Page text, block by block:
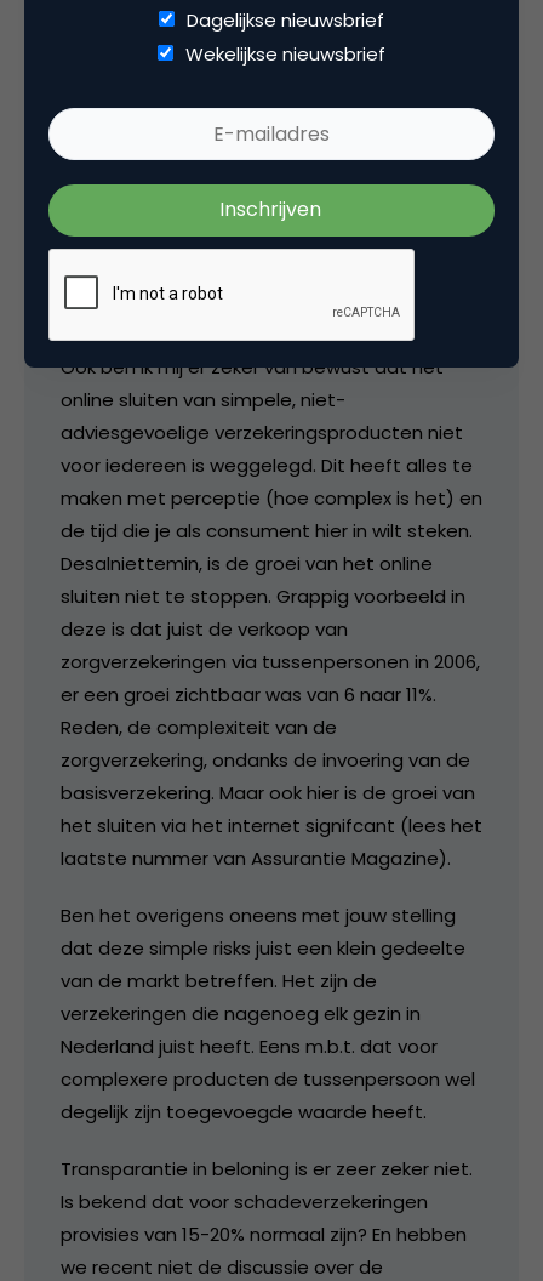
Eduys
Dank voor jouw invalshoek en je pleidooi voor
de adviseur. Hoewel ik zeer zeker niet zeg dat
de tussenpersoon verleden tijd is, dient mijns
inziens de tussenpersoon zijn toegevoegde
waarde en zijn beloning te herzien in het kader
van de ontwikkelingen op internet.
Ook ben ik mij er zeker van bewust dat het
online sluiten van simpele, niet-
adviesgevoelige verzekeringsproducten niet
voor iedereen is weggelegd. Dit heeft alles te
maken met perceptie (hoe complex is het) en
de tijd die je als consument hier in wilt steken.
Desalniettemin, is de groei van het online
sluiten niet te stoppen. Grappig voorbeeld in
deze is dat juist de verkoop van
zorgverzekeringen via tussenpersonen in 2006,
er een groei zichtbaar was van 6 naar 11%.
Reden, de complexiteit van de
zorgverzekering, ondanks de invoering van de
basisverzekering. Maar ook hier is de groei van
het sluiten via het internet signifcant (lees het
laatste nummer van Assurantie Magazine).
Ben het overigens oneens met jouw stelling
dat deze simple risks juist een klein gedeelte
van de markt betreffen. Het zijn de
verzekeringen die nagenoeg elk gezin in
Nederland juist heeft. Eens m.b.t. dat voor
complexere producten de tussenpersoon wel
degelijk zijn toegevoegde waarde heeft.
Transparantie in beloning is er zeer zeker niet.
Is bekend dat voor schadeverzekeringen
provisies van 15-20% normaal zijn? En hebben
we recent niet de discussie over de
Dagelijkse nieuwsbrief
Wekelijkse nieuwsbrief